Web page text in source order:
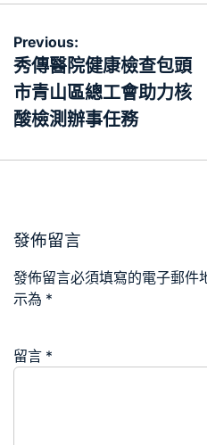
文
章
導
覽
Previous:
秀傳醫院健康檢查包頭
市青山區總工會助力核
酸檢測辦事任務
發佈留言
發佈留言必須填寫的電子郵件
示為 *
留言 *